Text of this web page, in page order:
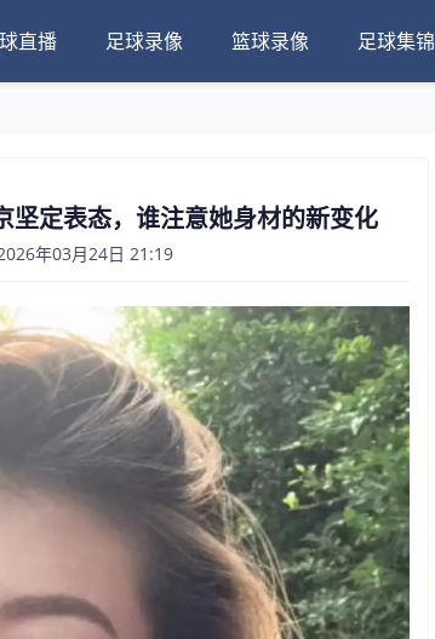
直播 足球录像 篮球录像 足球集锦
定表态，谁注意她身材的新变化
年03月24日 21:19